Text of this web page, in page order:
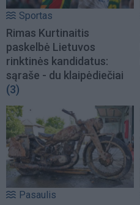
Sportas
Rimas Kurtinaitis
paskelbė Lietuvos
rinktinės kandidatus:
sąraše - du klaipėdiečiai
(3)
Pasaulis